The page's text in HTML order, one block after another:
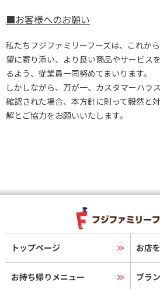
■お客様へのお願い
私たちフジファミリーフーズは、これか
望に寄り添い、より良い商品やサービス
るよう、 従業員一同努めてまいります。
しかしながら、万が一、カスタマーハラ
確認された場合、本方針に則って毅然と
解とご協力をお願いいたします。
トップページ お店
お持ち帰りメニュー ブラ